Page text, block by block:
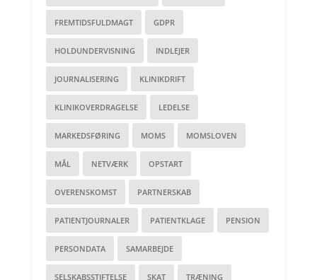
FREMTIDSFULDMAGT GDPR
HOLDUNDERVISNING INDLEJER
JOURNALISERING KLINIKDRIFT
KLINIKOVERDRAGELSE LEDELSE
MARKEDSFØRING MOMS MOMSLOVEN
MÅL NETVÆRK OPSTART
OVERENSKOMST PARTNERSKAB
PATIENTJOURNALER PATIENTKLAGE PENSION
PERSONDATA SAMARBEJDE
SELSKABSSTIFTELSE SKAT TRÆNING